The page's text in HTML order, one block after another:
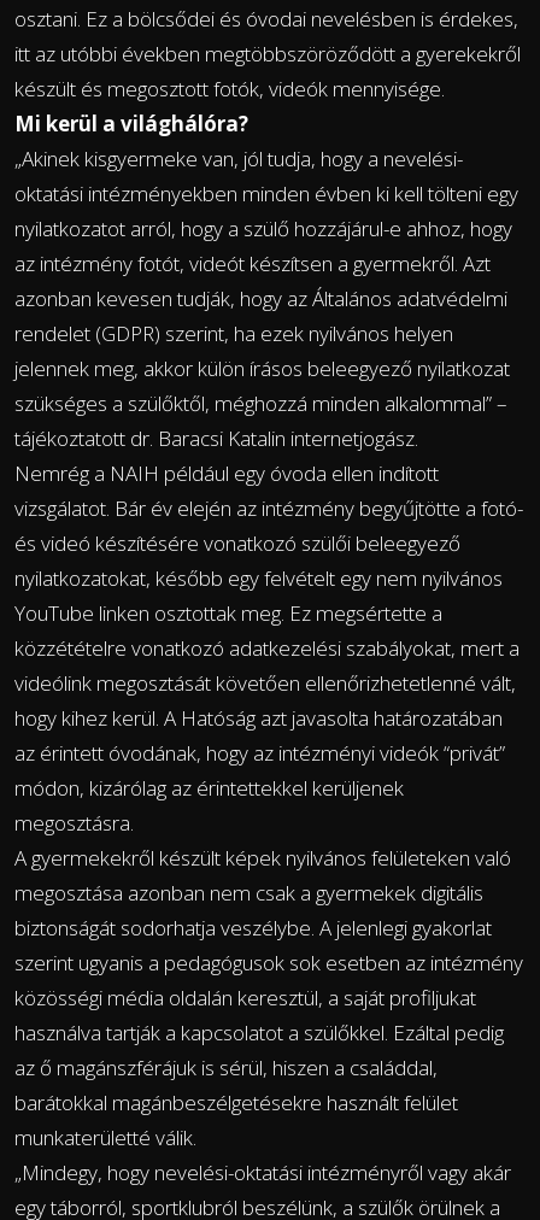
osztani. Ez a bölcsődei és óvodai nevelésben is érdekes,
itt az utóbbi években megtöbbszöröződött a gyerekekről
készült és megosztott fotók, videók mennyisége.
Mi kerül a világhálóra?
„Akinek kisgyermeke van, jól tudja, hogy a nevelési-
oktatási intézményekben minden évben ki kell tölteni egy
nyilatkozatot arról, hogy a szülő hozzájárul-e ahhoz, hogy
az intézmény fotót, videót készítsen a gyermekről. Azt
azonban kevesen tudják, hogy az Általános adatvédelmi
rendelet (GDPR) szerint, ha ezek nyilvános helyen
jelennek meg, akkor külön írásos beleegyező nyilatkozat
szükséges a szülőktől, méghozzá minden alkalommal” –
tájékoztatott dr. Baracsi Katalin internetjogász.
Nemrég a NAIH például egy óvoda ellen indított
vizsgálatot. Bár év elején az intézmény begyűjtötte a fotó-
és videó készítésére vonatkozó szülői beleegyező
nyilatkozatokat, később egy felvételt egy nem nyilvános
YouTube linken osztottak meg. Ez megsértette a
közzétételre vonatkozó adatkezelési szabályokat, mert a
videólink megosztását követően ellenőrizhetetlenné vált,
hogy kihez kerül. A Hatóság azt javasolta határozatában
az érintett óvodának, hogy az intézményi videók “privát”
módon, kizárólag az érintettekkel kerüljenek
megosztásra.
A gyermekekről készült képek nyilvános felületeken való
megosztása azonban nem csak a gyermekek digitális
biztonságát sodorhatja veszélybe. A jelenlegi gyakorlat
szerint ugyanis a pedagógusok sok esetben az intézmény
közösségi média oldalán keresztül, a saját profiljukat
használva tartják a kapcsolatot a szülőkkel. Ezáltal pedig
az ő magánszférájuk is sérül, hiszen a családdal,
barátokkal magánbeszélgetésekre használt felület
munkaterületté válik.
„Mindegy, hogy nevelési-oktatási intézményről vagy akár
egy táborról, sportklubról beszélünk, a szülők örülnek a